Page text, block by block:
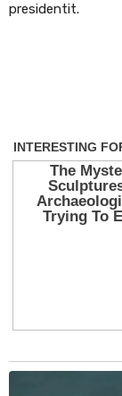
presidentit.